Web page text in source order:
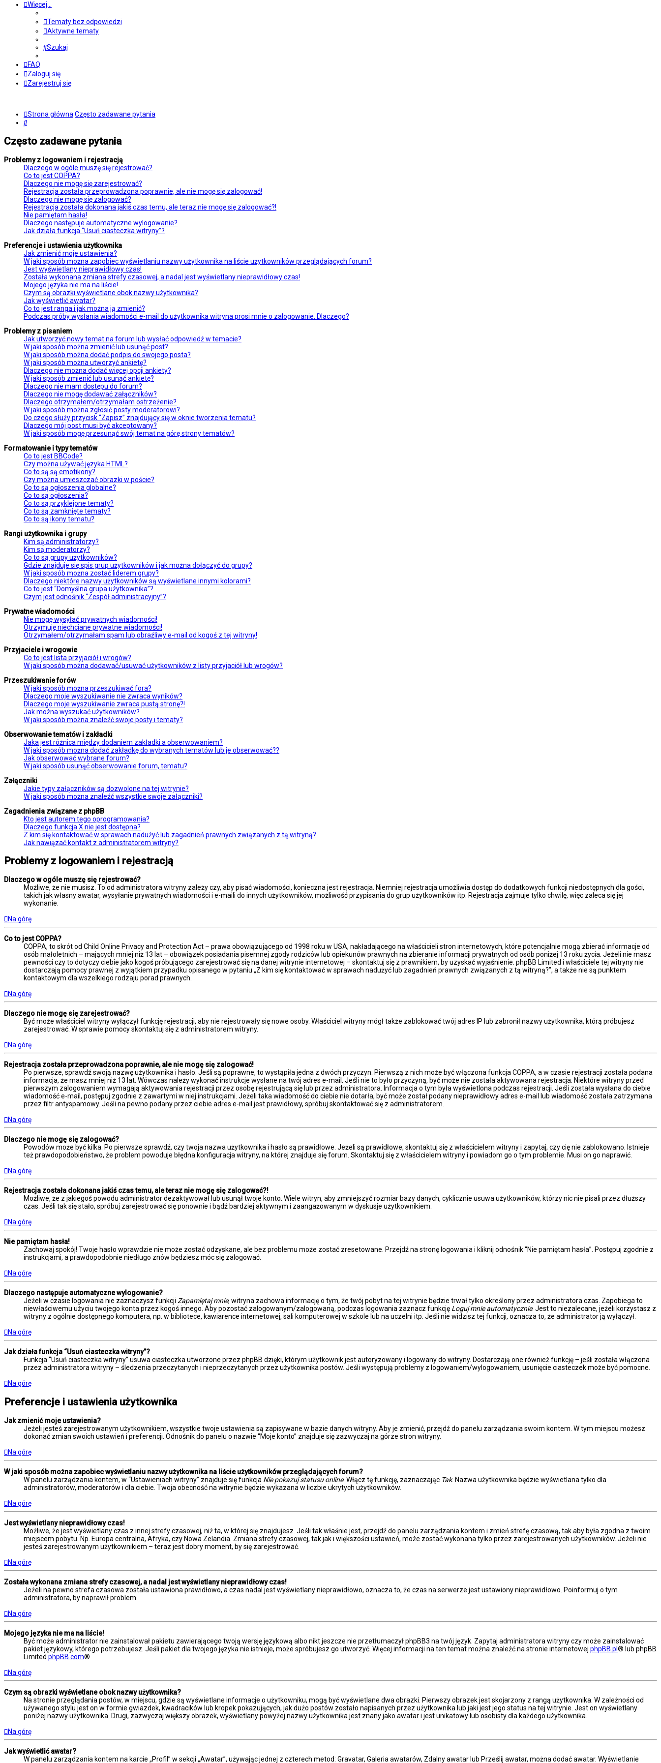
Więcej…
Tematy bez odpowiedzi
Aktywne tematy
Szukaj
FAQ
Zaloguj się
Zarejestruj się
Strona główna Często zadawane pytania
Szukaj
Często zadawane pytania
Problemy z logowaniem i rejestracją
Dlaczego w ogóle muszę się rejestrować?
Co to jest COPPA?
Dlaczego nie mogę się zarejestrować?
Rejestracja została przeprowadzona poprawnie, ale nie mogę się zalogować!
Dlaczego nie mogę się zalogować?
Rejestracja została dokonana jakiś czas temu, ale teraz nie mogę się zalogować?!
Nie pamiętam hasła!
Dlaczego następuje automatyczne wylogowanie?
Jak działa funkcja “Usuń ciasteczka witryny”?
Preferencje i ustawienia użytkownika
Jak zmienić moje ustawienia?
W jaki sposób można zapobiec wyświetlaniu nazwy użytkownika na liście użytkowników przeglądających forum?
Jest wyświetlany nieprawidłowy czas!
Została wykonana zmiana strefy czasowej, a nadal jest wyświetlany nieprawidłowy czas!
Mojego języka nie ma na liście!
Czym są obrazki wyświetlane obok nazwy użytkownika?
Jak wyświetlić awatar?
Co to jest ranga i jak można ją zmienić?
Podczas próby wysłania wiadomości e-mail do użytkownika witryna prosi mnie o zalogowanie. Dlaczego?
Problemy z pisaniem
Jak utworzyć nowy temat na forum lub wysłać odpowiedź w temacie?
W jaki sposób można zmienić lub usunąć post?
W jaki sposób można dodać podpis do swojego posta?
W jaki sposób można utworzyć ankietę?
Dlaczego nie można dodać więcej opcji ankiety?
W jaki sposób zmienić lub usunąć ankietę?
Dlaczego nie mam dostępu do forum?
Dlaczego nie mogę dodawać załączników?
Dlaczego otrzymałem/otrzymałam ostrzeżenie?
W jaki sposób można zgłosić posty moderatorowi?
Do czego służy przycisk “Zapisz” znajdujący się w oknie tworzenia tematu?
Dlaczego mój post musi być akceptowany?
W jaki sposób mogę przesunąć swój temat na górę strony tematów?
Formatowanie i typy tematów
Co to jest BBCode?
Czy można używać języka HTML?
Co to są są emotikony?
Czy można umieszczać obrazki w poście?
Co to są ogłoszenia globalne?
Co to są ogłoszenia?
Co to są przyklejone tematy?
Co to są zamknięte tematy?
Co to są ikony tematu?
Rangi użytkownika i grupy
Kim są administratorzy?
Kim są moderatorzy?
Co to są grupy użytkowników?
Gdzie znajduje się spis grup użytkowników i jak można dołączyć do grupy?
W jaki sposób można zostać liderem grupy?
Dlaczego niektóre nazwy użytkowników są wyświetlane innymi kolorami?
Co to jest “Domyślna grupa użytkownika”?
Czym jest odnośnik “Zespół administracyjny”?
Prywatne wiadomości
Nie mogę wysyłać prywatnych wiadomości!
Otrzymuję niechciane prywatne wiadomości!
Otrzymałem/otrzymałam spam lub obraźliwy e-mail od kogoś z tej witryny!
Przyjaciele i wrogowie
Co to jest lista przyjaciół i wrogów?
W jaki sposób można dodawać/usuwać użytkowników z listy przyjaciół lub wrogów?
Przeszukiwanie forów
W jaki sposób można przeszukiwać fora?
Dlaczego moje wyszukiwanie nie zwraca wyników?
Dlaczego moje wyszukiwanie zwraca pustą stronę?!
Jak można wyszukać użytkowników?
W jaki sposób można znaleźć swoje posty i tematy?
Obserwowanie tematów i zakładki
Jaka jest różnica między dodaniem zakładki a obserwowaniem?
W jaki sposób można dodać zakładkę do wybranych tematów lub je obserwować??
Jak obserwować wybrane forum?
W jaki sposób usunąć obserwowanie forum, tematu?
Załączniki
Jakie typy załączników są dozwolone na tej witrynie?
W jaki sposób można znaleźć wszystkie swoje załączniki?
Zagadnienia związane z phpBB
Kto jest autorem tego oprogramowania?
Dlaczego funkcja X nie jest dostępna?
Z kim się kontaktować w sprawach nadużyć lub zagadnień prawnych związanych z tą witryną?
Jak nawiązać kontakt z administratorem witryny?
Problemy z logowaniem i rejestracją
Dlaczego w ogóle muszę się rejestrować?
Możliwe, że nie musisz. To od administratora witryny zależy czy, aby pisać wiadomości, konieczna jest rejestracja. Niemniej rejestracja umożliwia dostęp do dodatkowych funkcji niedostępnych dla gości,
takich jak własny awatar, wysyłanie prywatnych wiadomości i e-maili do innych użytkowników, możliwość przypisania do grup użytkowników itp. Rejestracja zajmuje tylko chwilę, więc zaleca się jej
wykonanie.
Na górę
Co to jest COPPA?
COPPA, to skrót od Child Online Privacy and Protection Act – prawa obowiązującego od 1998 roku w USA, nakładającego na właścicieli stron internetowych, które potencjalnie mogą zbierać informacje od
osób małoletnich – mających mniej niż 13 lat – obowiązek posiadania pisemnej zgody rodziców lub opiekunów prawnych na zbieranie informacji prywatnych od osób poniżej 13 roku życia. Jeżeli nie masz
pewności czy to dotyczy ciebie jako kogoś próbującego zarejestrować się na danej witrynie internetowej – skontaktuj się z prawnikiem, by uzyskać wyjaśnienie. phpBB Limited i właściciele tej witryny nie
dostarczają pomocy prawnej z wyjątkiem przypadku opisanego w pytaniu „Z kim się kontaktować w sprawach nadużyć lub zagadnień prawnych związanych z tą witryną?”, a także nie są punktem
kontaktowym dla wszelkiego rodzaju porad prawnych.
Na górę
Dlaczego nie mogę się zarejestrować?
Być może właściciel witryny wyłączył funkcję rejestracji, aby nie rejestrowały się nowe osoby. Właściciel witryny mógł także zablokować twój adres IP lub zabronił nazwy użytkownika, którą próbujesz
zarejestrować. W sprawie pomocy skontaktuj się z administratorem witryny.
Na górę
Rejestracja została przeprowadzona poprawnie, ale nie mogę się zalogować!
Po pierwsze, sprawdź swoją nazwę użytkownika i hasło. Jeśli są poprawne, to wystąpiła jedna z dwóch przyczyn. Pierwszą z nich może być włączona funkcja COPPA, a w czasie rejestracji została podana
informacja, że masz mniej niż 13 lat. Wówczas należy wykonać instrukcje wysłane na twój adres e-mail. Jeśli nie to było przyczyną, być może nie została aktywowana rejestracja. Niektóre witryny przed
pierwszym zalogowaniem wymagają aktywowania rejestracji przez osobę rejestrującą się lub przez administratora. Informacja o tym była wyświetlona podczas rejestracji. Jeśli została wysłana do ciebie
wiadomość e-mail, postępuj zgodnie z zawartymi w niej instrukcjami. Jeżeli taka wiadomość do ciebie nie dotarła, być może został podany nieprawidłowy adres e-mail lub wiadomość została zatrzymana
przez filtr antyspamowy. Jeśli na pewno podany przez ciebie adres e-mail jest prawidłowy, spróbuj skontaktować się z administratorem.
Na górę
Dlaczego nie mogę się zalogować?
Powodów może być kilka. Po pierwsze sprawdź, czy twoja nazwa użytkownika i hasło są prawidłowe. Jeżeli są prawidłowe, skontaktuj się z właścicielem witryny i zapytaj, czy cię nie zablokowano. Istnieje
też prawdopodobieństwo, że problem powoduje błędna konfiguracja witryny, na której znajduje się forum. Skontaktuj się z właścicielem witryny i powiadom go o tym problemie. Musi on go naprawić.
Na górę
Rejestracja została dokonana jakiś czas temu, ale teraz nie mogę się zalogować?!
Możliwe, że z jakiegoś powodu administrator dezaktywował lub usunął twoje konto. Wiele witryn, aby zmniejszyć rozmiar bazy danych, cyklicznie usuwa użytkowników, którzy nic nie pisali przez dłuższy
czas. Jeśli tak się stało, spróbuj zarejestrować się ponownie i bądź bardziej aktywnym i zaangażowanym w dyskusje użytkownikiem.
Na górę
Nie pamiętam hasła!
Zachowaj spokój! Twoje hasło wprawdzie nie może zostać odzyskane, ale bez problemu może zostać zresetowane. Przejdź na stronę logowania i kliknij odnośnik “Nie pamiętam hasła”. Postępuj zgodnie z
instrukcjami, a prawdopodobnie niedługo znów będziesz móc się zalogować.
Na górę
Dlaczego następuje automatyczne wylogowanie?
Jeżeli w czasie logowania nie zaznaczysz funkcji Zapamiętaj mnie, witryna zachowa informację o tym, że twój pobyt na tej witrynie będzie trwał tylko określony przez administratora czas. Zapobiega to
niewłaściwemu użyciu twojego konta przez kogoś innego. Aby pozostać zalogowanym/zalogowaną, podczas logowania zaznacz funkcję Loguj mnie automatycznie. Jest to niezalecane, jeżeli korzystasz z
witryny z ogólnie dostępnego komputera, np. w bibliotece, kawiarence internetowej, sali komputerowej w szkole lub na uczelni itp. Jeśli nie widzisz tej funkcji, oznacza to, że administrator ją wyłączył.
Na górę
Jak działa funkcja “Usuń ciasteczka witryny”?
Funkcja “Usuń ciasteczka witryny” usuwa ciasteczka utworzone przez phpBB dzięki, którym użytkownik jest autoryzowany i logowany do witryny. Dostarczają one również funkcję – jeśli została włączona
przez administratora witryny – śledzenia przeczytanych i nieprzeczytanych przez użytkownika postów. Jeśli występują problemy z logowaniem/wylogowaniem, usunięcie ciasteczek może być pomocne.
Na górę
Preferencje i ustawienia użytkownika
Jak zmienić moje ustawienia?
Jeżeli jesteś zarejestrowanym użytkownikiem, wszystkie twoje ustawienia są zapisywane w bazie danych witryny. Aby je zmienić, przejdź do panelu zarządzania swoim kontem. W tym miejscu możesz
dokonać zmian swoich ustawień i preferencji. Odnośnik do panelu o nazwie “Moje konto” znajduje się zazwyczaj na górze stron witryny.
Na górę
W jaki sposób można zapobiec wyświetlaniu nazwy użytkownika na liście użytkowników przeglądających forum?
W panelu zarządzania kontem, w “Ustawieniach witryny” znajduje się funkcja Nie pokazuj statusu online. Włącz tę funkcję, zaznaczając Tak. Nazwa użytkownika będzie wyświetlana tylko dla
administratorów, moderatorów i dla ciebie. Twoja obecność na witrynie będzie wykazana w liczbie ukrytych użytkowników.
Na górę
Jest wyświetlany nieprawidłowy czas!
Możliwe, że jest wyświetlany czas z innej strefy czasowej, niż ta, w której się znajdujesz. Jeśli tak właśnie jest, przejdź do panelu zarządzania kontem i zmień strefę czasową, tak aby była zgodna z twoim
miejscem pobytu. Np. Europa centralna, Afryka, czy Nowa Zelandia. Zmiana strefy czasowej, tak jak i większości ustawień, może zostać wykonana tylko przez zarejestrowanych użytkowników. Jeżeli nie
jesteś zarejestrowanym użytkownikiem – teraz jest dobry moment, by się zarejestrować.
Na górę
Została wykonana zmiana strefy czasowej, a nadal jest wyświetlany nieprawidłowy czas!
Jeżeli na pewno strefa czasowa została ustawiona prawidłowo, a czas nadal jest wyświetlany nieprawidłowo, oznacza to, że czas na serwerze jest ustawiony nieprawidłowo. Poinformuj o tym
administratora, by naprawił problem.
Na górę
Mojego języka nie ma na liście!
Być może administrator nie zainstalował pakietu zawierającego twoją wersję językową albo nikt jeszcze nie przetłumaczył phpBB3 na twój język. Zapytaj administratora witryny czy może zainstalować
pakiet językowy, którego potrzebujesz. Jeśli pakiet dla twojego języka nie istnieje, może spróbujesz go utworzyć. Więcej informacji na ten temat można znaleźć na stronie internetowej phpBB.pl® lub phpBB
Limited phpBB.com®
Na górę
Czym są obrazki wyświetlane obok nazwy użytkownika?
Na stronie przeglądania postów, w miejscu, gdzie są wyświetlane informacje o użytkowniku, mogą być wyświetlane dwa obrazki. Pierwszy obrazek jest skojarzony z rangą użytkownika. W zależności od
używanego stylu jest on w formie gwiazdek, kwadracików lub kropek pokazujących, jak dużo postów zostało napisanych przez użytkownika lub jaki jest jego status na tej witrynie. Jest on wyświetlany
poniżej nazwy użytkownika. Drugi, zazwyczaj większy obrazek, wyświetlany powyżej nazwy użytkownika jest znany jako awatar i jest unikatowy lub osobisty dla każdego użytkownika.
Na górę
Jak wyświetlić awatar?
W panelu zarządzania kontem na karcie „Profil” w sekcji „Awatar”, używając jednej z czterech metod: Gravatar, Galeria awatarów, Zdalny awatar lub Prześlij awatar, można dodać awatar. Wyświetlanie